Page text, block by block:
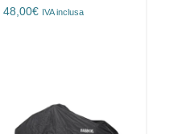
48,00€ IVA inclusa